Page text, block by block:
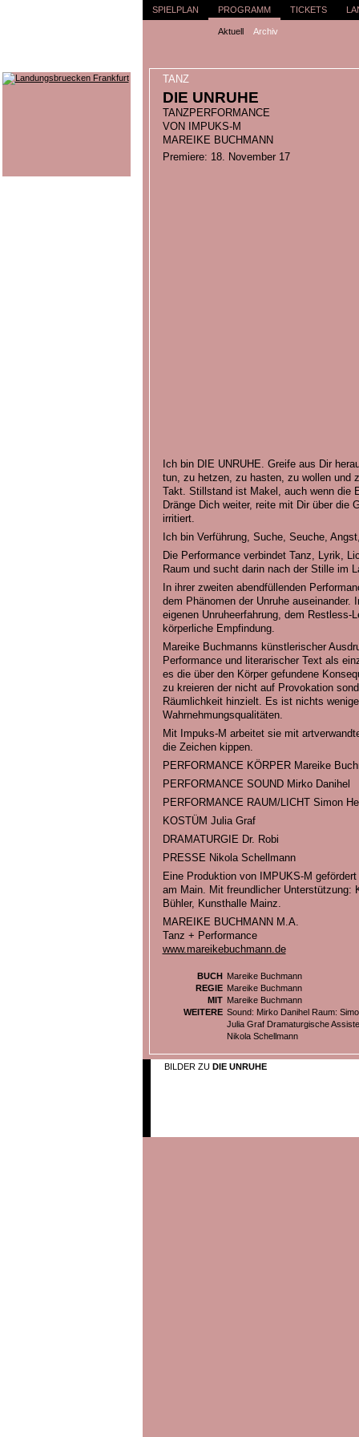
SPIELPLAN PROGRAMM
Aktuell Archiv
TICKETS
TANZ
DIE UNRUHE
TANZPERFORMANCE
VON IMPUKS-M
MAREIKE BUCHMANN
Premiere: 18. November 17
Ich bin DIE UNRUHE. Greife aus Dir
tun, zu hetzen, zu hasten, zu wollen und
Takt. Stillstand ist Makel, auch wenn die
Dränge Dich weiter, reite mit Dir über die
irritiert.
Ich bin Verführung, Suche, Seuche,
Die Performance verbindet Tanz, Lyrik,
Raum und sucht darin nach der Stille im
In ihrer zweiten abendfüllenden
dem Phänomen der Unruhe auseinander.
eigenen Unruheerfahrung, dem Restless-
körperliche Empfindung.
Mareike Buchmanns künstlerischer
Performance und literarischer Text als
es die über den Körper gefundene
zu kreieren der nicht auf Provokation
Räumlichkeit hinzielt. Es ist nichts
Wahrnehmungsqualitäten.
Mit Impuks-M arbeitet sie mit
die Zeichen kippen.
PERFORMANCE KÖRPER Mareike
PERFORMANCE SOUND Mirko Danihel
PERFORMANCE RAUM/LICHT Simon
KOSTÜM Julia Graf
DRAMATURGIE Dr. Robi
PRESSE Nikola Schellmann
Eine Produktion von IMPUKS-M
am Main. Mit freundlicher Unterstützung:
Bühler, Kunsthalle Mainz.
MAREIKE BUCHMANN M.A.
Tanz + Performance
www.mareikebuchmann.de
BUCH Mareike Buchmann
REGIE Mareike Buchmann
MIT Mareike Buchmann
WEITERE Sound: Mirko Danihel Raum:
Julia Graf Dramaturgische
Nikola Schellmann
BILDER ZU DIE UNRUHE